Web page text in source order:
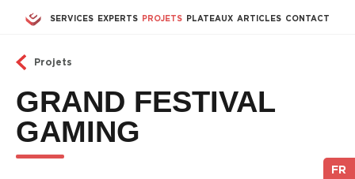
Aller au contenu principal
SERVICES EXPERTS PROJETS PLATEAUX ARTICLES CONTACT
FR
Projets
GRAND FESTIVAL
GAMING